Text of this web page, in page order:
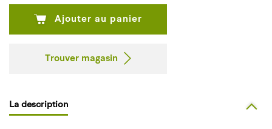
Ajouter au panier
Trouver magasin
La description